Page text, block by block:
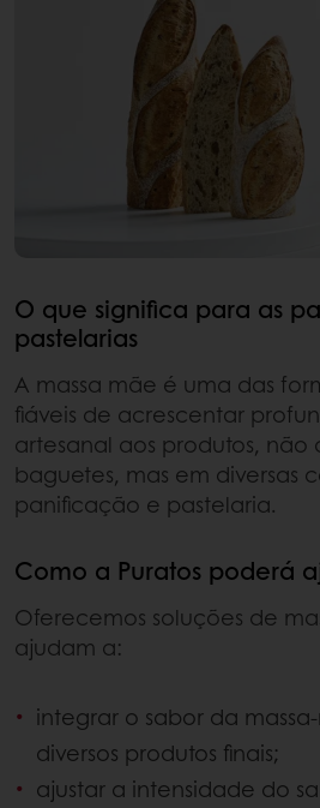
O que significa para as
pastelarias
A massa mãe é uma das
fiáveis de acrescentar
artesanal aos produtos, não
baguetes, mas em diversas
panificação e pastelaria.
Como a Puratos poderá
Oferecemos soluções de
ajudam a:
integrar o sabor da
diversos produtos finais;
ajustar a intensidade do